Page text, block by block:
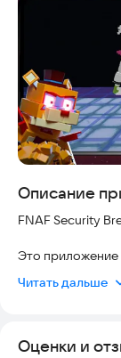
Описание
FNAF Security
Это приложение
персонажей
проверены
Читать дальше
Оценки и